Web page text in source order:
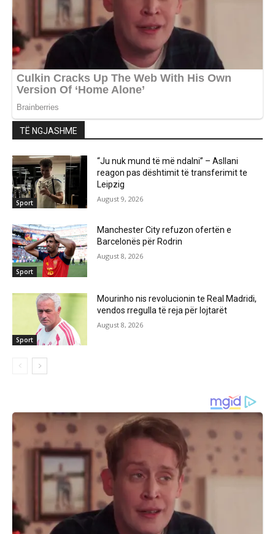
TË NGJASHME
Sport
“Ju nuk mund të më ndalni” – Asllani
reagon pas dështimit të transferimit te
Leipzig
August 9, 2026
Sport
Manchester City refuzon ofertën e
Barcelonës për Rodrin
August 8, 2026
Sport
Mourinho nis revolucionin te Real Madridi,
vendos rregulla të reja për lojtarët
August 8, 2026